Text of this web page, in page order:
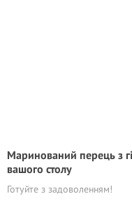
Маринований перець з
вашого столу
Готуйте з задоволенням!